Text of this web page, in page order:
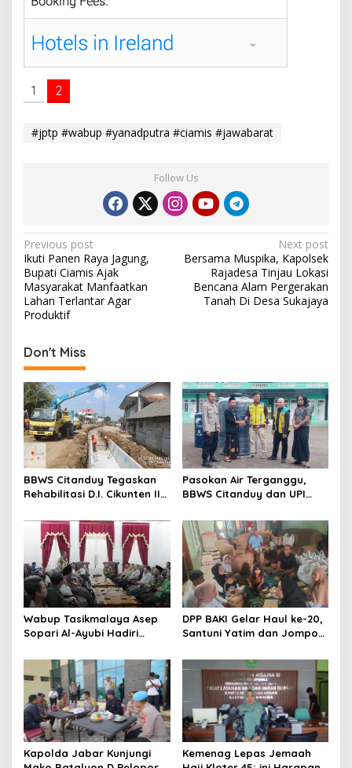
1 2
#jptp #wabup #yanadputra #ciamis #jawabarat
Follow Us
P
o
s
t
a
v
i
g
a
t
i
Previous post
Ikuti Panen Raya Jagung,
Bupati Ciamis Ajak
Masyarakat Manfaatkan
Lahan Terlantar Agar
Produktif
Next post
Bersama Muspika, Kapolsek
Rajadesa Tinjau Lokasi
Bencana Alam Pergerakan
Tanah Di Desa Sukajaya
Don't Miss
BBWS Citanduy Tegaskan
Rehabilitasi D.I. Cikunten II
Kekeringan, Justru Solusi
Jangka Panjang bagi
Pertanian Tasikmalaya
Pasokan Air Terganggu,
BBWS Citanduy dan UPI
Bantu Ponpes Al Muchtar
Wabup Tasikmalaya Asep
Sopari Al-Ayubi Hadiri
di Indramayu, Perkuat
Sinergi dan Kolaborasi
Antarwilayah
DPP BAKI Gelar Haul ke-20,
Santuni Yatim dan Jompo
Kapolda Jabar Kunjungi
Kemenag Lepas Jemaah